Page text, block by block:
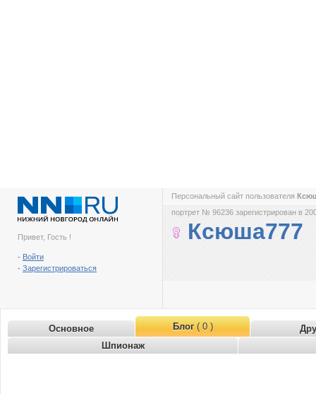
Привет, Гость !
- Войти
- Зарегистрироваться
Персональный сайт пользователя
портрет № 96236 зарегистрирован в
Ксюша777
Основное Блог( 0 )
Шпионаж